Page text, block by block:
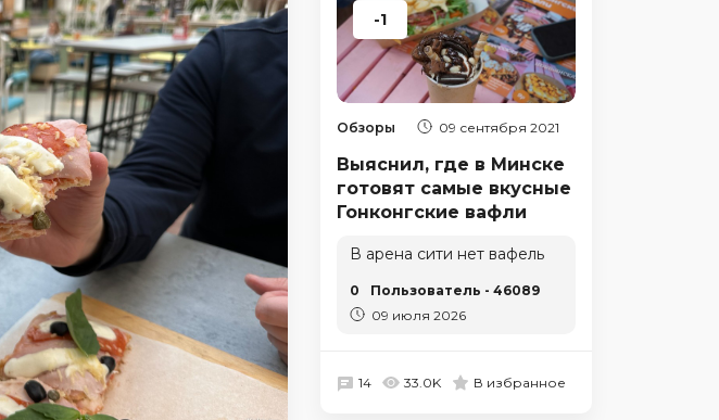
-1
Обзоры 09 сентября 2021
Выяснил, где в Минске
готовят самые вкусные
Гонконгские вафли
В арена сити нет вафель
0
Пользователь - 46089
09 июля 2026
14 33.0K В избранное